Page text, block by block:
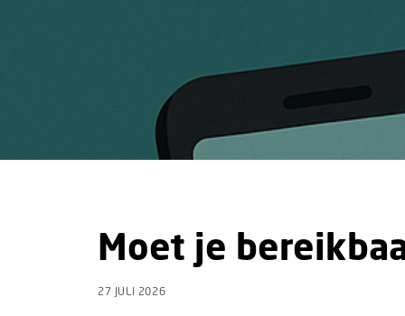
Moet je
27 JULI 2026